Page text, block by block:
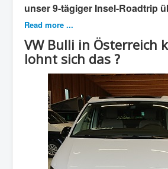
unser 9-tägiger Insel-Roadtrip
Read more ...
VW Bulli in Österreich
lohnt sich das ?